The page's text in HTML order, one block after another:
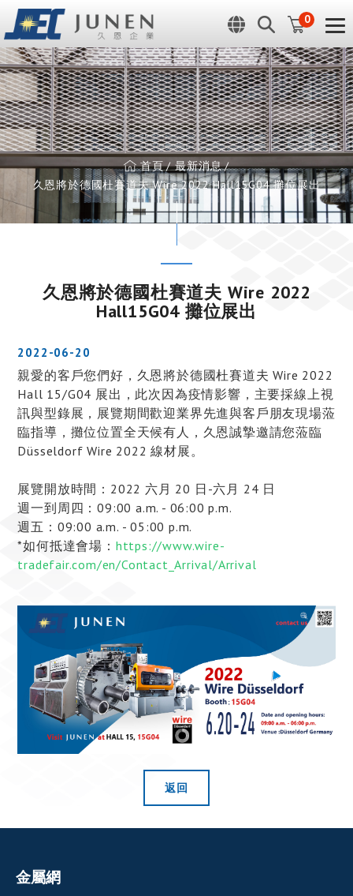
0
首頁
最新消息
久恩將於德國杜賽道夫 Wire 2022 Hall15G04 攤位展出
久恩將於德國杜賽道夫 Wire 2022
Hall15G04 攤位展出
2022-06-20
親愛的客戶您們好，久恩將於德國杜賽道夫 Wire 2022
Hall 15/G04 展出，此次因為疫情影響，主要採線上視
訊與型錄展，展覽期間歡迎業界先進與客戶朋友現場蒞
臨指導，攤位位置全天候有人，久恩誠摯邀請您蒞臨
Düsseldorf Wire 2022 線材展。
展覽開放時間：2022 六月 20 日-六月 24 日
週一到周四：09:00 a.m. - 06:00 p.m.
週五：09:00 a.m. - 05:00 p.m.
*如何抵達會場： https://www.wire-
tradefair.com/en/Contact_Arrival/Arrival
返回
金屬網
Cookie管理面板